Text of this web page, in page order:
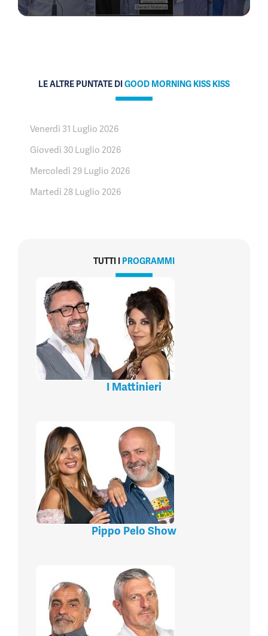
LE ALTRE PUNTATE DIGOOD MORNING KISS KISS
Venerdì 31 Luglio 2026
Giovedì 30 Luglio 2026
Mercoledì 29 Luglio 2026
Martedì 28 Luglio 2026
TUTTI I PROGRAMMI
I Mattinieri
Pippo Pelo Show